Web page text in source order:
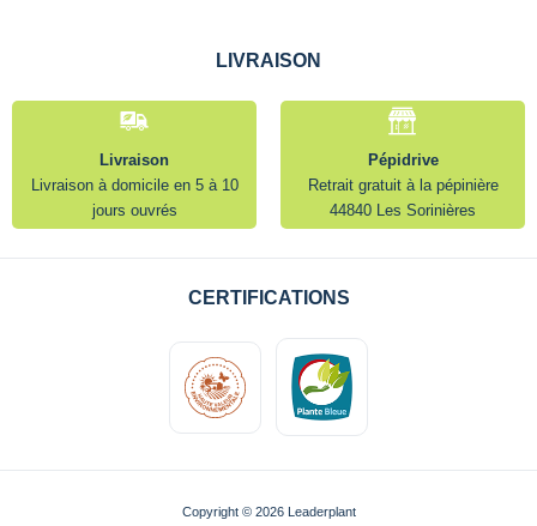
LIVRAISON
Livraison
Livraison à domicile en 5 à 10
jours ouvrés
Pépidrive
Retrait gratuit à la pépinière
44840 Les Sorinières
CERTIFICATIONS
Copyright © 2026 Leaderplant